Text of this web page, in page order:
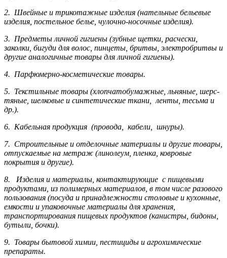
2. Швейные и трикотажные изделия (нательные бельевые
изделия, постельное белье, чулочно-носочные изделия).
3. Предметы личной гигиены (зубные щетки, расчески,
заколки, бигуди для волос, пинцеты, бритвы, электробритвы и
другие аналогичные товары для личной гигиены).
4. Парфюмерно-косметические товары.
5. Текстильные товары (хлопчатобумажные, льняные, шерс­
тя­ные, шелковые и синтетические ткани, ленты, тесьма и
др.).
6. Кабельная продукция (провода, кабели, шнуры).
7. Строительные и отделочные материалы и другие товары,
отпускаемые на метраж (линолеум, пленка, ковровые
покрытия и другие).
8. Изделия и материалы, контактирующие с пищевыми
продуктами, из полимерных материалов, в том числе разового
пользования (посуда и принадлежности столовые и кухонные,
емкости и упаковочные материалы для хранения,
транспортирования пищевых продуктов (канистры, бидоны,
бутыли, бочки).
9. Товары бытовой химии, пестициды и агрохи­мические
препараты.